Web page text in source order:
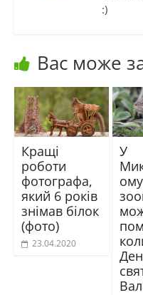
:)
Вас може
Кращі
роботи
фотографа,
який 6 років
знімав білок
(фото)
23.04.2020
У
ому